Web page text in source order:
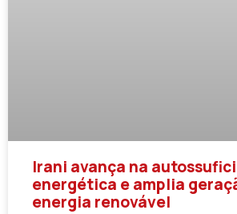
Irani avança na
energética e amplia
energia renovável